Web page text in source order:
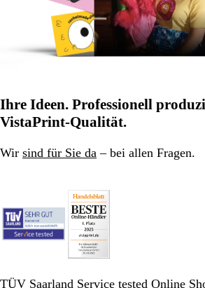
Ihre Ideen. Professionell
VistaPrint-Qualität.
Wir sind für Sie da – bei allen Fragen.
TÜV Saarland Service tested Online